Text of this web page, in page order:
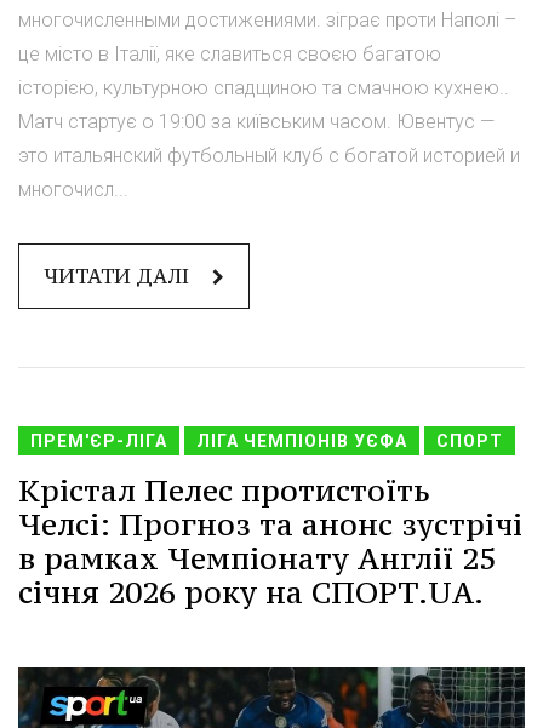
многочисленными достижениями. зіграє проти Наполі –
це місто в Італії, яке славиться своєю багатою
історією, культурною спадщиною та смачною кухнею..
Матч стартує о 19:00 за київським часом. Ювентус —
это итальянский футбольный клуб с богатой историей и
многочисл...
ЧИТАТИ ДАЛІ
ПРЕМ'ЄР-ЛІГА ЛІГА ЧЕМПІОНІВ УЄФА СПОРТ
Крістал Пелес протистоїть
Челсі: Прогноз та анонс зустрічі
в рамках Чемпіонату Англії 25
січня 2026 року на СПОРТ.UA.